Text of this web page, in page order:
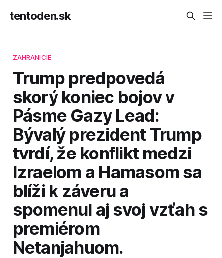
tentoden.sk
ZAHRANICIE
Trump predpovedá
skorý koniec bojov v
Pásme Gazy Lead:
Bývalý prezident Trump
tvrdí, že konflikt medzi
Izraelom a Hamasom sa
blíži k záveru a
spomenul aj svoj vzťah s
premiérom
Netanjahuom.